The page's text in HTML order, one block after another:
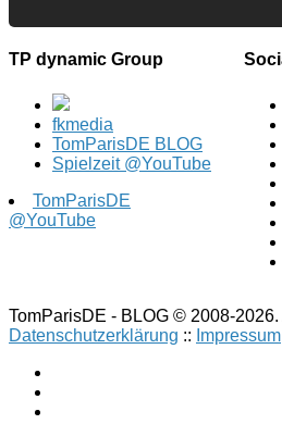
TP dynamic Group
fkmedia
TomParisDE BLOG
Spielzeit @YouTube
TomParisDE
@YouTube
TomParisDE - BLOG © 2008-
Datenschutzerklärung :: Impressum